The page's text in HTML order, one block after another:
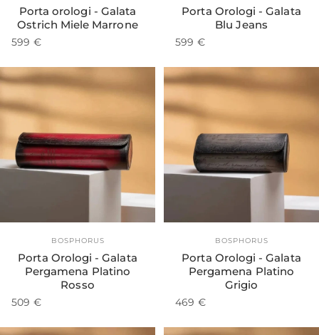
Porta orologi - Galata
Ostrich Miele Marrone
599 €
Porta Orologi - Galata
Blu Jeans
599 €
Fornitore:
BOSPHORUS
Porta Orologi - Galata
Pergamena Platino
Rosso
509 €
Fornitore:
BOSPHORUS
Porta Orologi - Galata
Pergamena Platino
Grigio
469 €